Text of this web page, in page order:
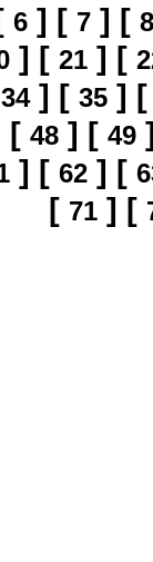
6 ] [ 7 ] [ 8
] [ 21 ] [
34] [ 35 ]
[ 48 ] [ 49
] [ 62 ] [
[ 71 ] [